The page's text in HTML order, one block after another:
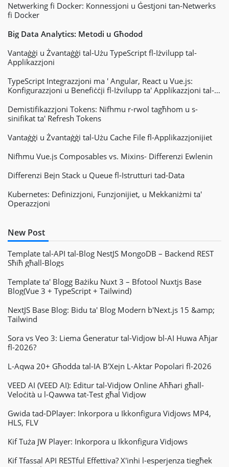
Netwerking fi Docker: Konnessjoni u Ġestjoni tan-Netwerks
fi Docker
Big Data Analytics: Metodi u Għodod
Vantaġġi u Żvantaġġi tal-Użu TypeScript fl-Iżvilupp tal-
Applikazzjoni
TypeScript Integrazzjoni ma ' Angular, React u Vue.js:
Konfigurazzjoni u Benefiċċji fl-Iżvilupp ta' Applikazzjoni tal-
Demistifikazzjoni Tokens: Nifhmu r-rwol tagħhom u s-
sinifikat ta' Refresh Tokens
Vantaġġi u Żvantaġġi tal-Użu Cache File fl-Applikazzjonijiet
Nifhmu Vue.js Composables vs. Mixins- Differenzi Ewlenin
Differenzi Bejn Stack u Queue fl-Istrutturi tad-Data
Kubernetes: Definizzjoni, Funzjonijiet, u Mekkaniżmi ta'
Operazzjoni
New Post
Template tal-API tal-Blog NestJS MongoDB – Backend REST
Sħiħ għall-Blogs
Template ta' Blogg Bażiku Nuxt 3 – Bfotool Nuxtjs Base
Blog(Vue 3 + TypeScript + Tailwind)
NextJS Base Blog: Bidu ta' Blog Modern b'Next.js 15 &amp;
Tailwind
Sora vs Veo 3: Liema Ġeneratur tal-Vidjow bl-AI Huwa Aħjar
fl-2026?
L-Aqwa 20+ Għodda tal-IA B'Xejn L-Aktar Popolari fl-2026
VEED AI (VEED AI): Editur tal-Vidjow Online Aħħari għall-
Veloċità u l-Qawwa tat-Test għal Vidjow
Gwida tad-DPlayer: Inkorpora u Ikkonfigura Vidjows MP4,
HLS, FLV
Kif Tuża JW Player: Inkorpora u Ikkonfigura Vidjows
Kif Tfassal API RESTful Effettiva? X'inhi l-esperjenza tiegħek